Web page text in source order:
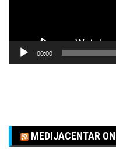
00:00
MEDIJACENTAR